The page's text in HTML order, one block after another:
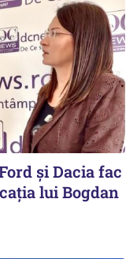
și Dacia fac
lui Bogdan